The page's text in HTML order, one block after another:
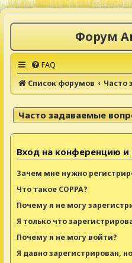
Форум
FAQ
Список форумов
Часто
Часто задаваемые
Вход на конференцию и
Зачем мне нужно
Что такое COPPA?
Почему я не могу
Я только что
Почему я не могу войти?
Я давно зарегистрирован,